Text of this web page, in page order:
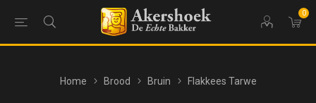
0
Home Brood Bruin Flakkees Tarwe